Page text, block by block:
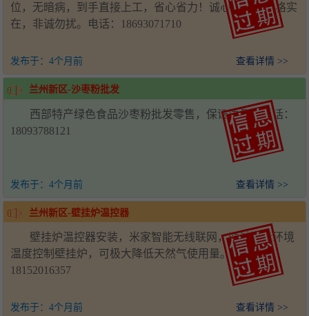
位，无暗病，到手直接上工，省心省力！诚心转让，价格实
在，非诚勿扰。电话：18693071710
发布于： 4个月前 查看详情 >>
兰州新区-沙枣粉批发
西部特产绿色食品沙枣粉批发零售，保证质量。电话：
18093788121
发布于： 4个月前 查看详情 >>
兰州新区-壁挂炉温控器
壁挂炉温控器安装，米家智能无线联网，通过测量环境
温度控制壁挂炉，可极大降低天然气使用量。电话：
18152016357
发布于： 4个月前 查看详情 >>